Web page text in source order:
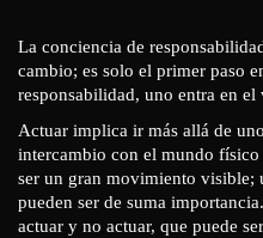
La conciencia de
cambio; es solo el primer paso
responsabilidad, uno entra en
Actuar implica ir más allá de
intercambio con el mundo
ser un gran movimiento visible;
pueden ser de suma
actuar y no actuar, que puede